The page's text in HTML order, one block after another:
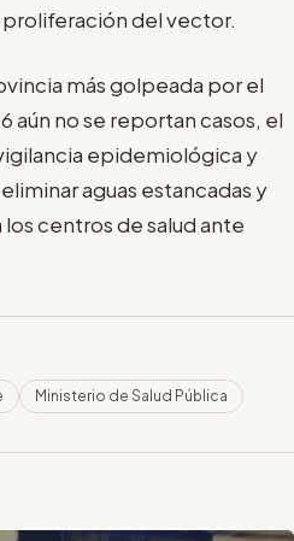
del vector.
más golpeada por el
aún no se reportan casos, el
epidemiológica y
aguas estancadas y
centros de salud ante
Ministerio de Salud Pública